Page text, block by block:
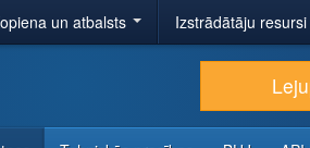
un atbalsts Izstrādātāju resursi